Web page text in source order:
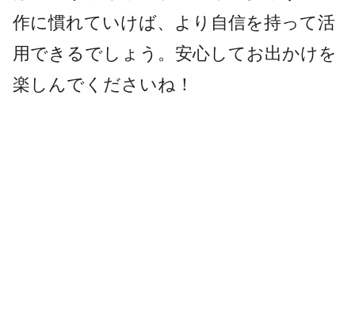
作に慣れていけば、より自信を持って活
用できるでしょう。安心してお出かけを
楽しんでくださいね！